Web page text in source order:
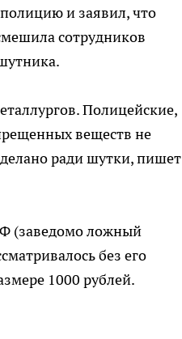
и заявил, что
сотрудников
Полицейские,
веществ не
ради шутки, пишет
(заведомо ложный
без его
1000 рублей.